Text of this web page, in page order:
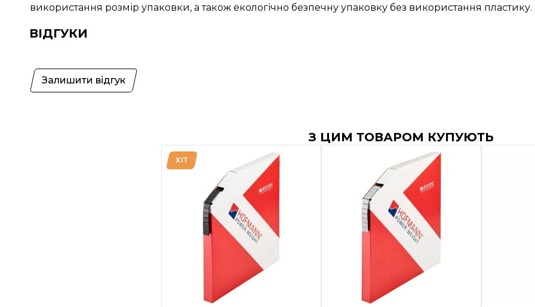
використання розмір упаковки, а також екологічно безпечну упаковку без використання пластику.
ВІДГУКИ
Залишити відгук
З ЦИМ ТОВАРОМ КУПУЮТЬ
ХІТ